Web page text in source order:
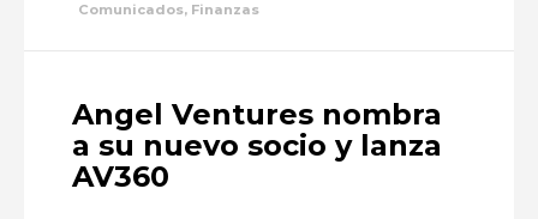
Comunicados, Finanzas
Angel Ventures nombra
a su nuevo socio y lanza
AV360